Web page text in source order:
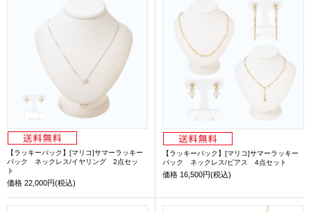
【ラッキーパック】[マリコ]サマーラッキー
パック ネックレス/イヤリング 2点セッ
ト
価格 22,000円(税込)
【ラッキーパック】[マリコ]サマーラッキー
パック ネックレス/ピアス 4点セット
価格 16,500円(税込)